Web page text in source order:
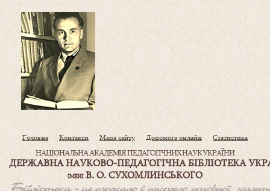
Головна Контакти Мапа сайту Допомога онлайн Статистика
НАЦІОНАЛЬНА АКАДЕМІЯ ПЕДАГОГІЧНИХ НАУК УКРАЇНИ
ДЕРЖАВНА НАУКОВО-ПЕДАГОГІЧНА БІБЛІОТЕКА
ІМЕНІВ. О. СУХОМЛИНСЬКОГО